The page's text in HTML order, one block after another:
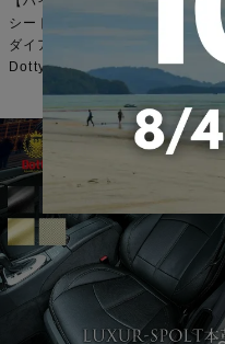
シートカバー 全席セット [ダティ
ダイアラックス本革パンチング]
Dotty DIA-LUX本革パンチング